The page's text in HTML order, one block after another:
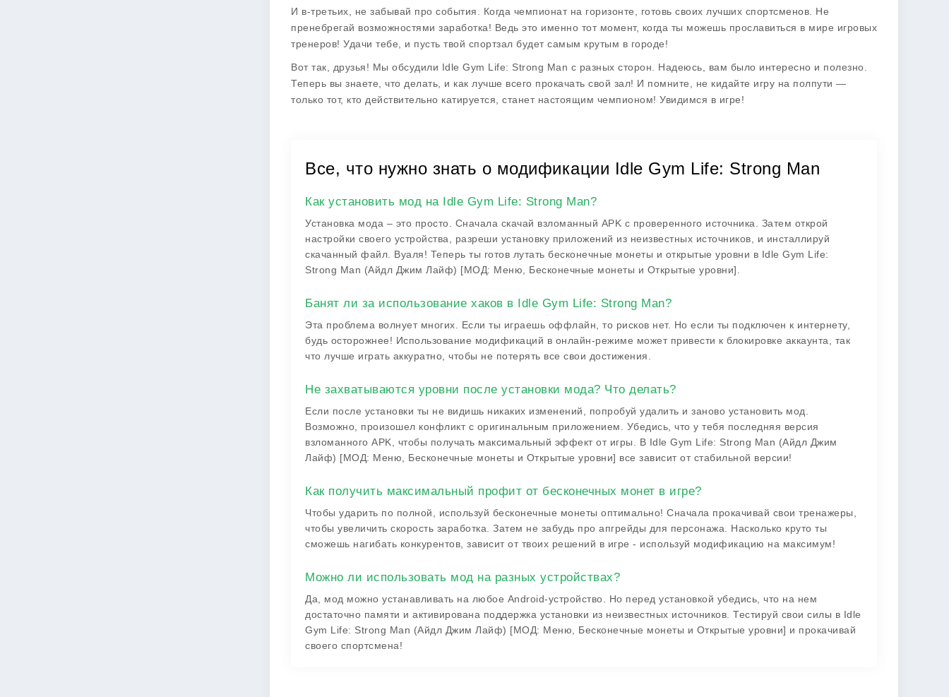
И в-третьих, не забывай про события. Когда чемпионат на горизонте, готовь своих лучших спортсменов. Не
пренебрегай возможностями заработка! Ведь это именно тот момент, когда ты можешь прославиться в мире игровых
тренеров! Удачи тебе, и пусть твой спортзал будет самым крутым в городе!
Вот так, друзья! Мы обсудили Idle Gym Life: Strong Man с разных сторон. Надеюсь, вам было интересно и полезно.
Теперь вы знаете, что делать, и как лучше всего прокачать свой зал! И помните, не кидайте игру на полпути —
только тот, кто действительно катируется, станет настоящим чемпионом! Увидимся в игре!
Все, что нужно знать о модификации Idle Gym Life: Strong Man
Как установить мод на Idle Gym Life: Strong Man?
Установка мода – это просто. Сначала скачай взломанный APK с проверенного источника. Затем открой
настройки своего устройства, разреши установку приложений из неизвестных источников, и инсталлируй
скачанный файл. Вуаля! Теперь ты готов лутать бесконечные монеты и открытые уровни в Idle Gym Life:
Strong Man (Айдл Джим Лайф) [МОД: Меню, Бесконечные монеты и Открытые уровни].
Банят ли за использование хаков в Idle Gym Life: Strong Man?
Эта проблема волнует многих. Если ты играешь оффлайн, то рисков нет. Но если ты подключен к интернету,
будь осторожнее! Использование модификаций в онлайн-режиме может привести к блокировке аккаунта, так
что лучше играть аккуратно, чтобы не потерять все свои достижения.
Не захватываются уровни после установки мода? Что делать?
Если после установки ты не видишь никаких изменений, попробуй удалить и заново установить мод.
Возможно, произошел конфликт с оригинальным приложением. Убедись, что у тебя последняя версия
взломанного APK, чтобы получать максимальный эффект от игры. В Idle Gym Life: Strong Man (Айдл Джим
Лайф) [МОД: Меню, Бесконечные монеты и Открытые уровни] все зависит от стабильной версии!
Как получить максимальный профит от бесконечных монет в игре?
Чтобы ударить по полной, используй бесконечные монеты оптимально! Сначала прокачивай свои тренажеры,
чтобы увеличить скорость заработка. Затем не забудь про апгрейды для персонажа. Насколько круто ты
сможешь нагибать конкурентов, зависит от твоих решений в игре - используй модификацию на максимум!
Можно ли использовать мод на разных устройствах?
Да, мод можно устанавливать на любое Android-устройство. Но перед установкой убедись, что на нем
достаточно памяти и активирована поддержка установки из неизвестных источников. Тестируй свои силы в Idle
Gym Life: Strong Man (Айдл Джим Лайф) [МОД: Меню, Бесконечные монеты и Открытые уровни] и прокачивай
своего спортсмена!